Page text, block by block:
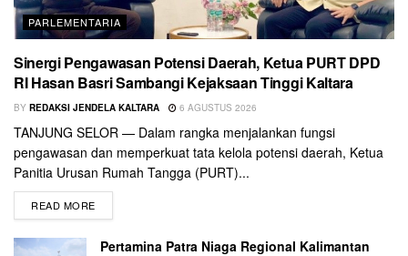
PARLEMENTARIA
Sinergi Pengawasan Potensi Daerah, Ketua PURT DPD
RI Hasan Basri Sambangi Kejaksaan Tinggi Kaltara
BY REDAKSI JENDELA KALTARA 6 AGUSTUS 2026
TANJUNG SELOR — Dalam rangka menjalankan fungsi
pengawasan dan memperkuat tata kelola potensi daerah, Ketua
Panitia Urusan Rumah Tangga (PURT)...
READ MORE
Pertamina Patra Niaga Regional Kalimantan